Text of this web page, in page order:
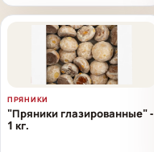
ПРЯНИКИ
"Пряники глазированные" -
1 кг.